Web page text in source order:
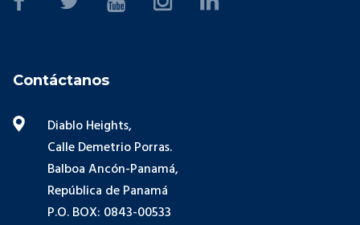
Contáctanos
Diablo Heights,
Calle Demetrio Porras.
Balboa Ancón-Panamá,
República de Panamá
P.O. BOX: 0843-00533